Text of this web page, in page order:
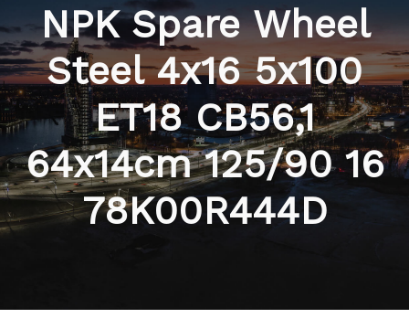
NPK Spare Wheel
Steel 4x16 5x100
ET18 CB56,1
64x14cm 125/90 16
78K00R444D